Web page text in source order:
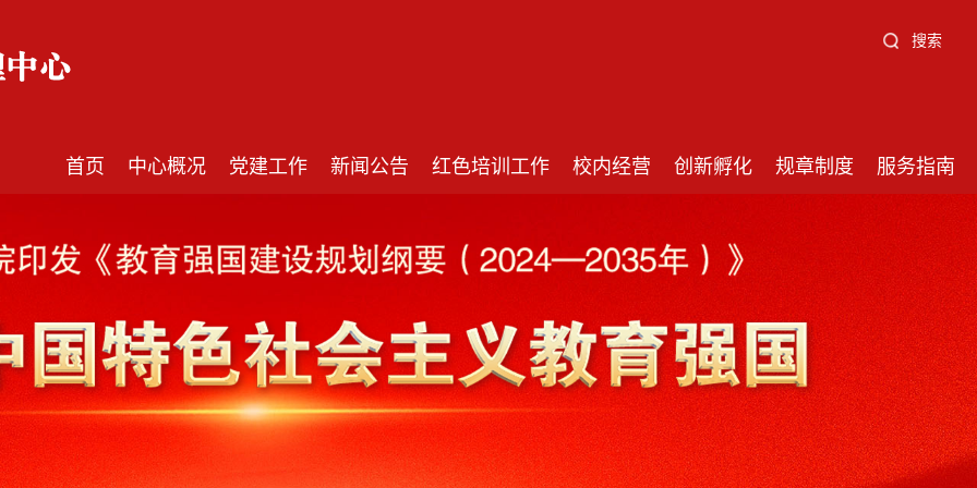
搜索
首页 中心概况 党建工作 新闻公告 红色培训工作 校内经营 创新孵化 规章制度 服务指南